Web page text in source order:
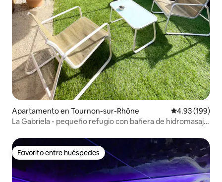
Apartamento en Tournon-sur-Rhône Calificación
4.93 (199)
La Gabriela - pequeño refugio con bañera de hidromasaje
Favorito entre huéspedes
Favorito entre huéspedes